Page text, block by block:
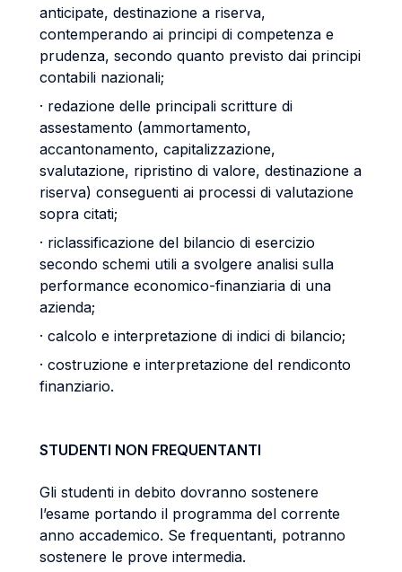
anticipate, destinazione a riserva,
contemperando ai principi di competenza e
prudenza, secondo quanto previsto dai principi
contabili nazionali;
· redazione delle principali scritture di
assestamento (ammortamento,
accantonamento, capitalizzazione,
svalutazione, ripristino di valore, destinazione a
riserva) conseguenti ai processi di valutazione
sopra citati;
· riclassificazione del bilancio di esercizio
secondo schemi utili a svolgere analisi sulla
performance economico-finanziaria di una
azienda;
· calcolo e interpretazione di indici di bilancio;
· costruzione e interpretazione del rendiconto
finanziario.
STUDENTI NON FREQUENTANTI
Gli studenti in debito dovranno sostenere
l’esame portando il programma del corrente
anno accademico. Se frequentanti, potranno
sostenere le prove intermedia.